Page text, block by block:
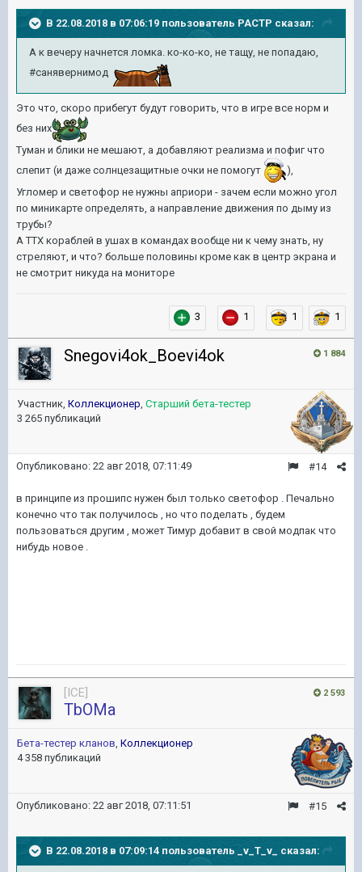
В 22.08.2018 в 07:06:19 пользователь PACTP сказал:
А к вечеру начнется ломка. ко-ко-ко, не тащу, не попадаю,
#санявернимод
Это что, скоро прибегут будут говорить, что в игре все норм и
без них
Туман и блики не мешают, а добавляют реализма и пофиг что
слепит (и даже солнцезащитные очки не помогут
),
Угломер и светофор не нужны априори - зачем если можно угол
по миникарте определять, а направление движения по дыму из
трубы?
А ТТХ кораблей в ушах в командах вообще ни к чему знать, ну
стреляют, и что? больше половины кроме как в центр экрана и
не смотрит никуда на мониторе
3 1 1 1
1 884
Snegovi4ok_Boevi4ok
Участник, Коллекционер, Старший бета-тестер
3 265 публикаций
#14
Опубликовано: 22 авг 2018, 07:11:49
в принципе из прошипс нужен был только светофор . Печально
конечно что так получилось , но что поделать , будем
пользоваться другим , может Тимур добавит в свой модпак что
нибудь новое .
2 593
[ICE]
TbOMa
Бета-тестер кланов, Коллекционер
4 358 публикаций
#15
Опубликовано: 22 авг 2018, 07:11:51
В 22.08.2018 в 07:09:14 пользователь _v_T_v_ сказал: